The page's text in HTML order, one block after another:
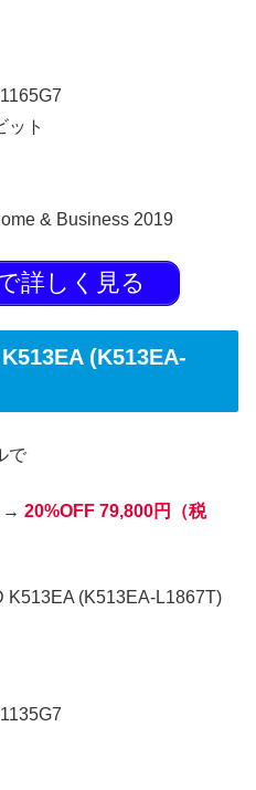
ット
& Business 2019
詳しく見る
(K513EA-
で
→ 20%OFF 79,800円（税